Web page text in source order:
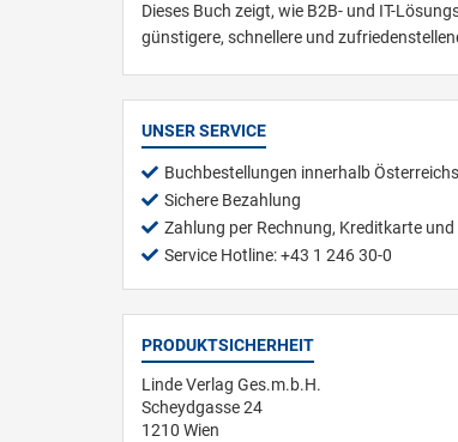
Dieses Buch zeigt, wie B2B- und IT-
günstigere, schnellere und
UNSER SERVICE
Buchbestellungen innerhalb Österreichs
Sichere Bezahlung
Zahlung per Rechnung, Kreditkarte und
Service Hotline: +43 1 246 30-0
PRODUKTSICHERHEIT
Linde Verlag Ges.m.b.H.
Scheydgasse 24
1210 Wien